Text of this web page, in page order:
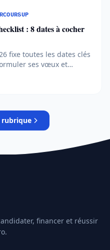
: 8 dates à cocher
fixe toutes les dates clés
ses vœux et
chaque phase
de sécuriser son
financer et réussir